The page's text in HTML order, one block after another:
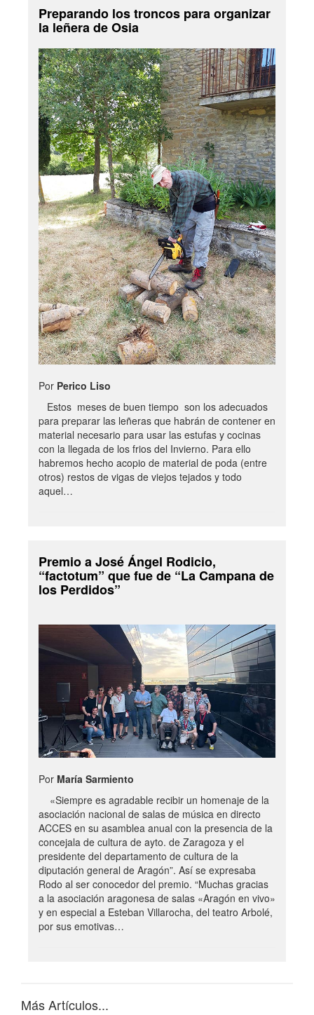
Preparando los troncos para organizar
la leñera de Osia
Por Perico Liso
Estos meses de buen tiempo son los adecuados
para preparar las leñeras que habrán de contener en
material necesario para usar las estufas y cocinas
con la llegada de los frios del Invierno. Para ello
habremos hecho acopio de material de poda (entre
otros) restos de vigas de viejos tejados y todo
aquel…
Premio a José Ángel Rodicio,
“factotum” que fue de “La Campana de
los Perdidos”
Por María Sarmiento
«Siempre es agradable recibir un homenaje de la
asociación nacional de salas de música en directo
ACCES en su asamblea anual con la presencia de la
concejala de cultura de ayto. de Zaragoza y el
presidente del departamento de cultura de la
diputación general de Aragón”. Así se expresaba
Rodo al ser conocedor del premio. “Muchas gracias
a la asociación aragonesa de salas «Aragón en vivo»
y en especial a Esteban Villarocha, del teatro Arbolé,
por sus emotivas…
Más Artículos...